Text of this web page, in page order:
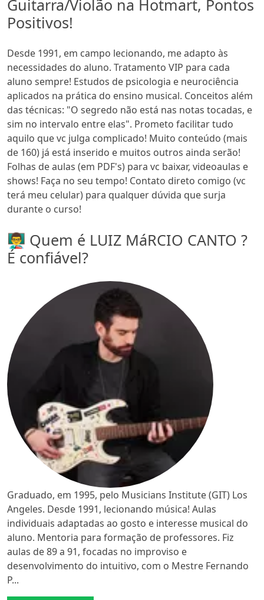
Guitarra/Violão na Hotmart, Pontos
Positivos!
Desde 1991, em campo lecionando, me adapto às
necessidades do aluno. Tratamento VIP para cada
aluno sempre! Estudos de psicologia e neurociência
aplicados na prática do ensino musical. Conceitos além
das técnicas: "O segredo não está nas notas tocadas, e
sim no intervalo entre elas". Prometo facilitar tudo
aquilo que vc julga complicado! Muito conteúdo (mais
de 160) já está inserido e muitos outros ainda serão!
Folhas de aulas (em PDF's) para vc baixar, videoaulas e
shows! Faça no seu tempo! Contato direto comigo (vc
terá meu celular) para qualquer dúvida que surja
durante o curso!
👨‍🏫 Quem é LUIZ MáRCIO CANTO ?
É confiável?
Graduado, em 1995, pelo Musicians Institute (GIT) Los
Angeles. Desde 1991, lecionando música! Aulas
individuais adaptadas ao gosto e interesse musical do
aluno. Mentoria para formação de professores. Fiz
aulas de 89 a 91, focadas no improviso e
desenvolvimento do intuitivo, com o Mestre Fernando
P...